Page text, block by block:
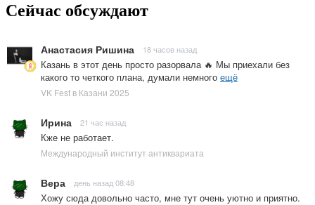
Сейчас обсуждают
Анастасия Ришина 18 часов назад
Казань в этот день просто разорвала 🔥 Мы приехали без
какого то четкого плана, думали немного ещё
VK Fest в Казани 2025
Ирина 21 час назад
Кже не работает.
Международный институт антиквариата
Вера день назад 08:48
Хожу сюда довольно часто, мне тут очень уютно и приятно.